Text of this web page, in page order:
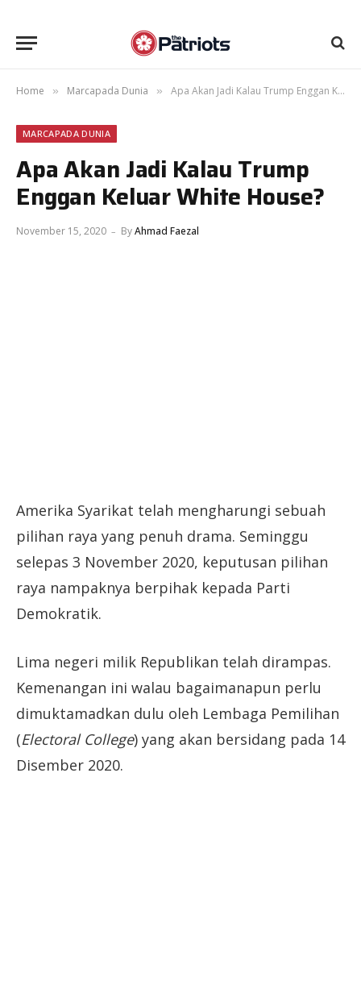
Home » Marcapada Dunia » Apa Akan Jadi Kalau Trump Enggan Keluar White House?
MARCAPADA DUNIA
Apa Akan Jadi Kalau Trump
Enggan Keluar White House?
November 15, 2020 ByAhmad Faezal
Amerika Syarikat telah mengharungi sebuah
pilihan raya yang penuh drama. Seminggu
selepas 3 November 2020, keputusan pilihan
raya nampaknya berpihak kepada Parti
Demokratik.
Lima negeri milik Republikan telah dirampas.
Kemenangan ini walau bagaimanapun perlu
dimuktamadkan dulu oleh Lembaga Pemilihan
(Electoral College) yang akan bersidang pada 14
Disember 2020.